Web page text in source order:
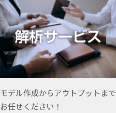
モデル作成からアウトプットまで
お任せください！